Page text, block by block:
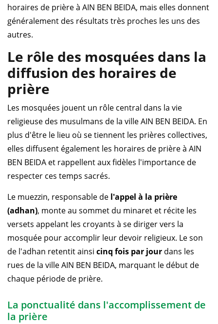
horaires de prière à AIN BEN BEIDA, mais elles donnent
généralement des résultats très proches les uns des
autres.
Le rôle des mosquées dans la
diffusion des horaires de
prière
Les mosquées jouent un rôle central dans la vie
religieuse des musulmans de la ville AIN BEN BEIDA. En
plus d'être le lieu où se tiennent les prières collectives,
elles diffusent également les horaires de prière à AIN
BEN BEIDA et rappellent aux fidèles l'importance de
respecter ces temps sacrés.
Le muezzin, responsable de l'appel à la prière
(adhan), monte au sommet du minaret et récite les
versets appelant les croyants à se diriger vers la
mosquée pour accomplir leur devoir religieux. Le son
de l'adhan retentit ainsi cinq fois par jour dans les
rues de la ville AIN BEN BEIDA, marquant le début de
chaque période de prière.
La ponctualité dans l'accomplissement de
la prière